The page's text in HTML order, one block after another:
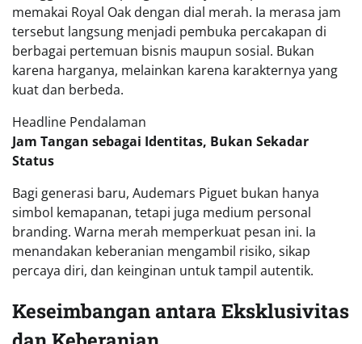
memakai Royal Oak dengan dial merah. Ia merasa jam
tersebut langsung menjadi pembuka percakapan di
berbagai pertemuan bisnis maupun sosial. Bukan
karena harganya, melainkan karena karakternya yang
kuat dan berbeda.
Headline Pendalaman
Jam Tangan sebagai Identitas, Bukan Sekadar
Status
Bagi generasi baru, Audemars Piguet bukan hanya
simbol kemapanan, tetapi juga medium personal
branding. Warna merah memperkuat pesan ini. Ia
menandakan keberanian mengambil risiko, sikap
percaya diri, dan keinginan untuk tampil autentik.
Keseimbangan antara Eksklusivitas